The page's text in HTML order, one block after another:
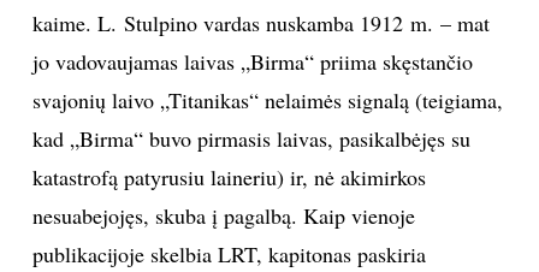
kaime. L. Stulpino vardas nuskamba 1912 m. – mat
jo vadovaujamas laivas „Birma“ priima skęstančio
svajonių laivo „Titanikas“ nelaimės signalą (teigiama,
kad „Birma“ buvo pirmasis laivas, pasikalbėjęs su
katastrofą patyrusiu laineriu) ir, nė akimirkos
nesuabejojęs, skuba į pagalbą. Kaip vienoje
publikacijoje skelbia LRT, kapitonas paskiria